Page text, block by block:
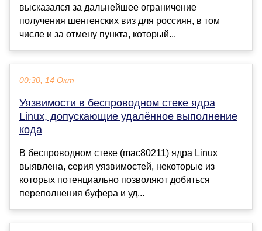
высказался за дальнейшее ограничение
получения шенгенских виз для россиян, в том
числе и за отмену пункта, который...
00:30, 14 Окт
Уязвимости в беспроводном стеке ядра
Linux, допускающие удалённое выполнение
кода
В беспроводном стеке (mac80211) ядра Linux
выявлена, серия уязвимостей, некоторые из
которых потенциально позволяют добиться
переполнения буфера и уд...